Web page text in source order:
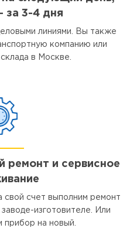
за 3-4 дня
линиями. Вы также
компанию или
в Москве.
ремонт и сервисное
свой счет выполним ремонт
изготовителе. Или
прибор на новый.